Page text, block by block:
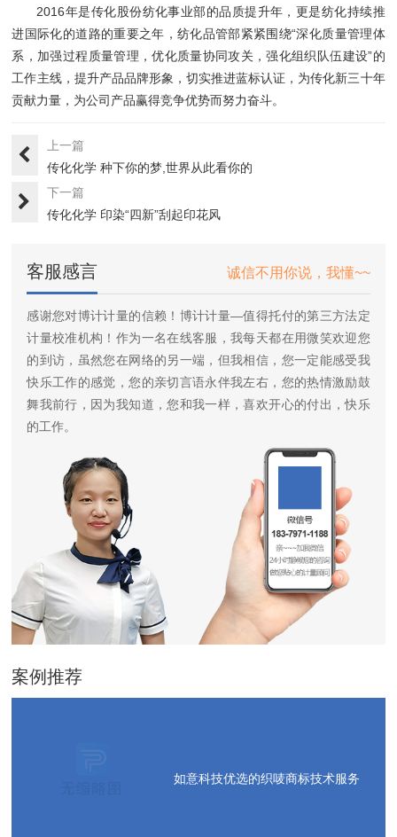
2016年是传化股份纺化事业部的品质提升年，更是纺化持续推
进国际化的道路的重要之年，纺化品管部紧紧围绕“深化质量管理体
系，加强过程质量管理，优化质量协同攻关，强化组织队伍建设”的
工作主线，提升产品品牌形象，切实推进蓝标认证，为传化新三十年
贡献力量，为公司产品赢得竞争优势而努力奋斗。
上一篇
传化化学 种下你的梦,世界从此看你的
下一篇
传化化学 印染“四新”刮起印花风
客服感言 诚信不用你说，我懂~~
感谢您对博计计量的信赖！博计计量—值得托付的第三方法定
计量校准机构！作为一名在线客服，我每天都在用微笑欢迎您
的到访，虽然您在网络的另一端，但我相信，您一定能感受我
快乐工作的感觉，您的亲切言语永伴我左右，您的热情激励鼓
舞我前行，因为我知道，您和我一样，喜欢开心的付出，快乐
的工作。
案例推荐
如意科技优选的织唛商标技术服务